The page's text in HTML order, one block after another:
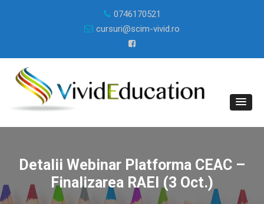
0746170521
cursuri@scim-vivid.ro
Detalii Webinar Platforma CEAC –
Finalizarea RAEI (3 Oct.)